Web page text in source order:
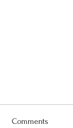
Comments